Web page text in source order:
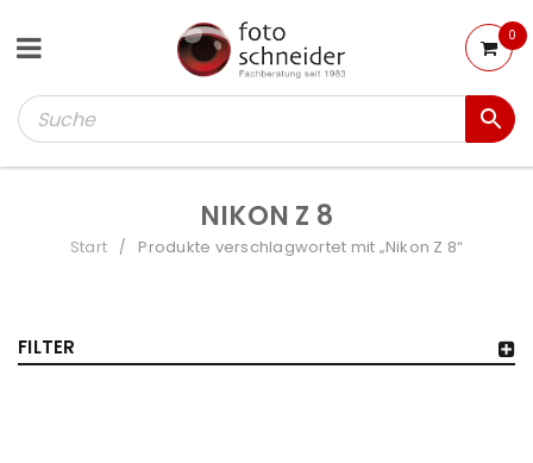
0
NIKON Z 8
Start / Produkte verschlagwortet mit „Nikon Z 8“
FILTER